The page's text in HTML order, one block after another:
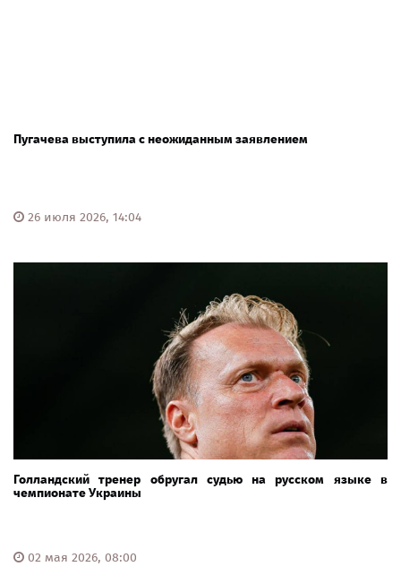
Пугачева выступила с неожиданным заявлением
26 июля 2026, 14:04
Голландский тренер обругал судью на русском языке в
чемпионате Украины
02 мая 2026, 08:00